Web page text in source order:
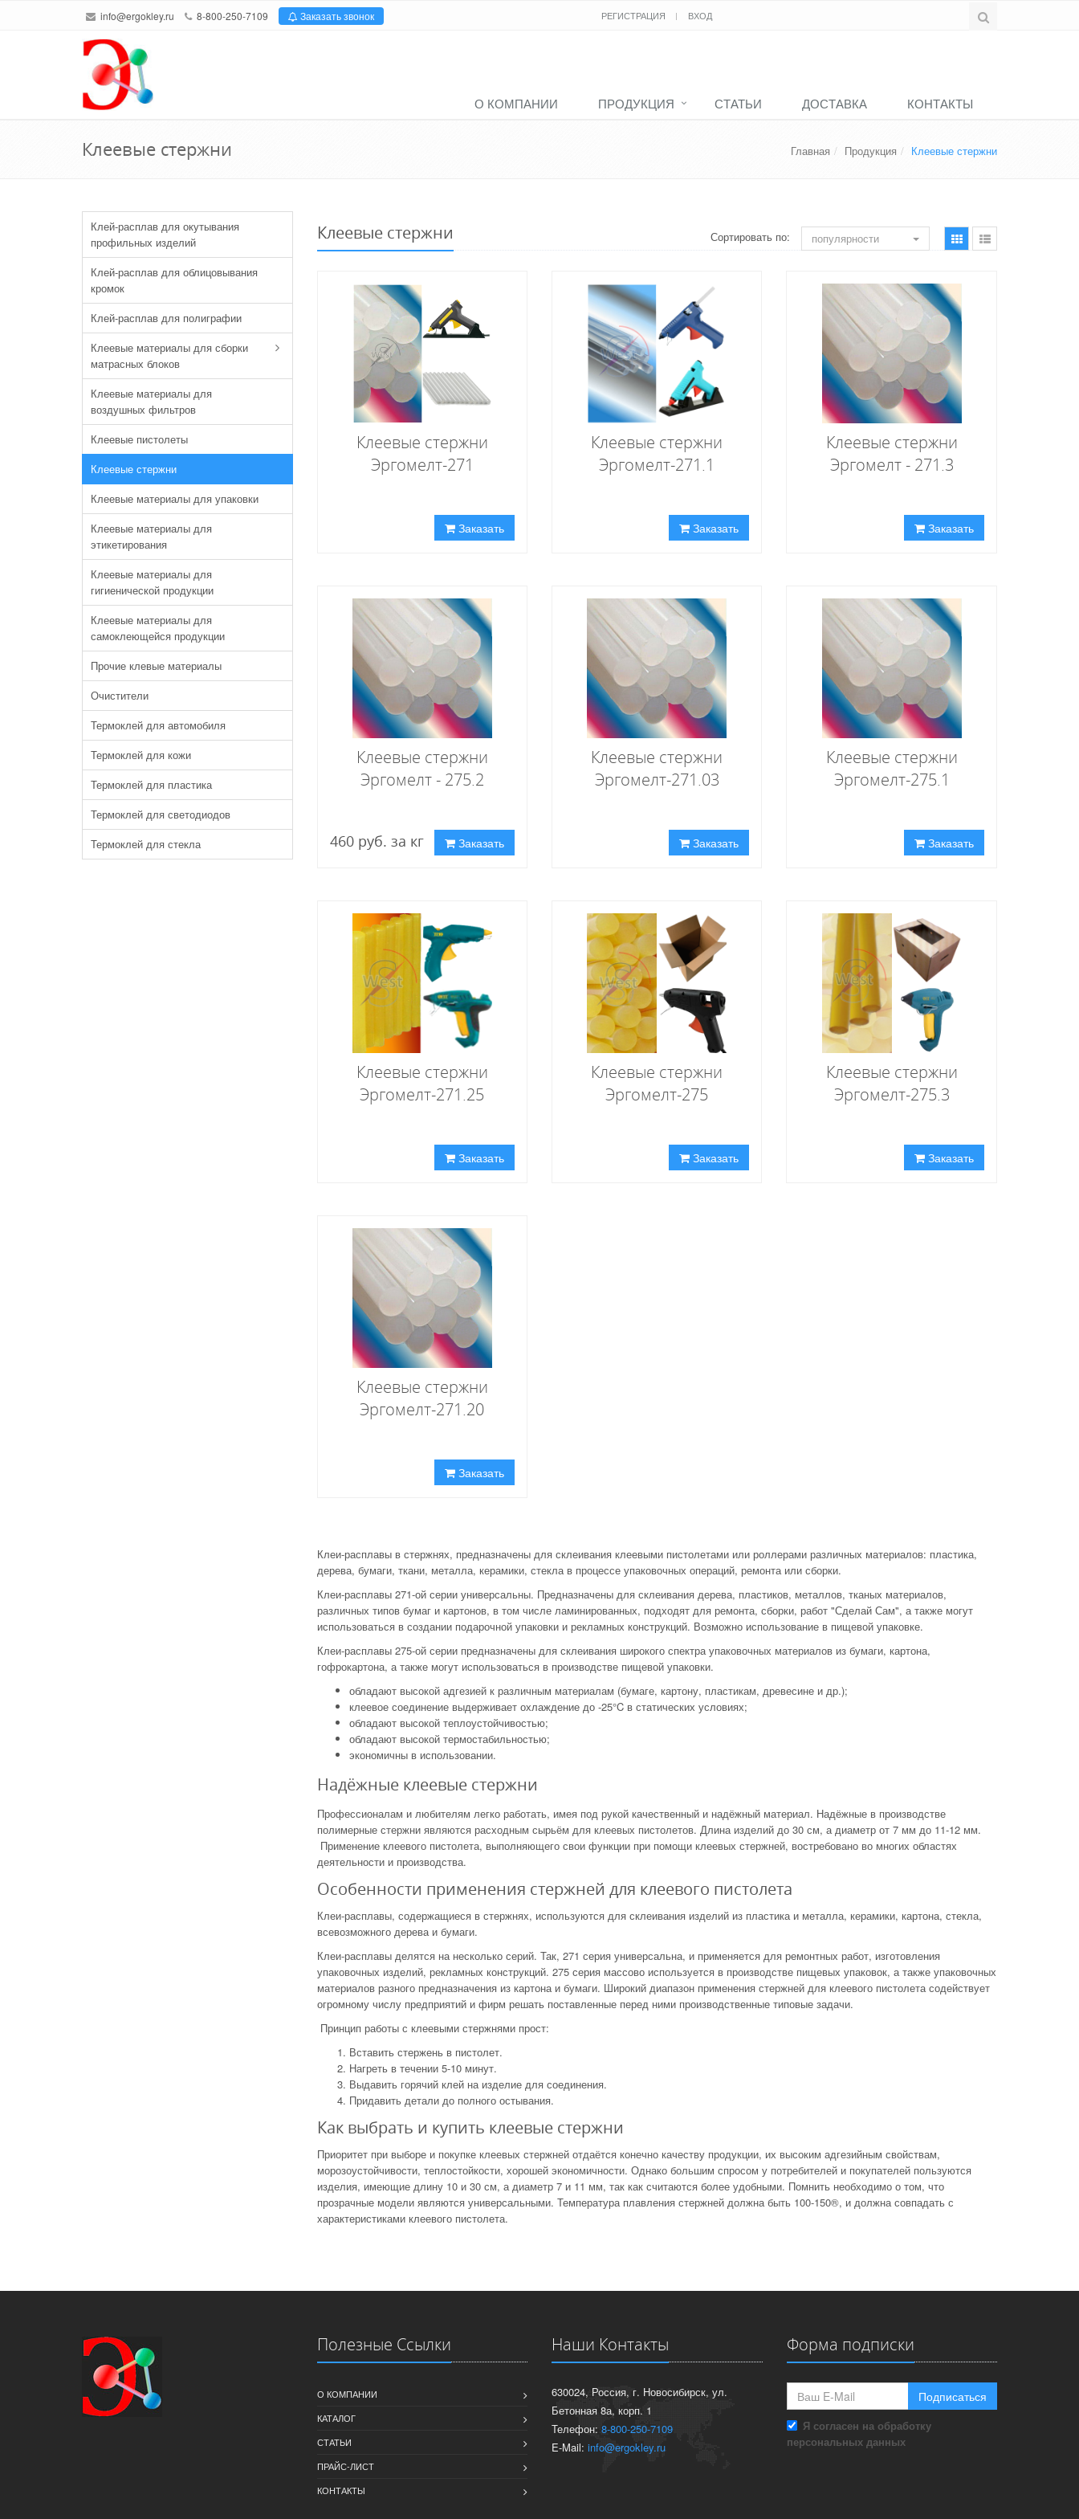
info@ergokley.ru 8-800-250-7109 Заказать звонок РЕГИСТРАЦИЯ ВХОД
О КОМПАНИИ ПРОДУКЦИЯ СТАТЬИ ДОСТАВКА КОНТАКТЫ
Клеевые стержни Главная Продукция Клеевые стержни
Клей-расплав для окутывания
профильных изделий
Клей-расплав для облицовывания
кромок
Клей-расплав для полиграфии
Клеевые материалы для сборки
матрасных блоков
Клеевые материалы для
воздушных фильтров
Клеевые пистолеты
Клеевые стержни
Клеевые материалы для упаковки
Клеевые материалы для
этикетирования
Клеевые материалы для
гигиенической продукции
Клеевые материалы для
самоклеющейся продукции
Прочие клевые материалы
Очистители
Термоклей для автомобиля
Термоклей для кожи
Термоклей для пластика
Термоклей для светодиодов
Термоклей для стекла
Клеевые стержни Сортировать по: популярности
Клеевые стержни
Эргомелт-271
Заказать
Клеевые стержни
Эргомелт-271.1
Заказать
Клеевые стержни
Эргомелт - 271.3
Заказать
Клеевые стержни
Эргомелт - 275.2
460 руб. за кг Заказать
Клеевые стержни
Эргомелт-271.03
Заказать
Клеевые стержни
Эргомелт-275.1
Заказать
Клеевые стержни
Эргомелт-271.25
Заказать
Клеевые стержни
Эргомелт-275
Заказать
Клеевые стержни
Эргомелт-275.3
Заказать
Клеевые стержни
Эргомелт-271.20
Заказать
Клеи-расплавы в стержнях, предназначены для склеивания клеевыми пистолетами или роллерами различных материалов: пластика,
дерева, бумаги, ткани, металла, керамики, стекла в процессе упаковочных операций, ремонта или сборки.
Клеи-расплавы 271-ой серии универсальны. Предназначены для склеивания дерева, пластиков, металлов, тканых материалов,
различных типов бумаг и картонов, в том числе ламинированных, подходят для ремонта, сборки, работ "Сделай Сам", а также могут
использоваться в создании подарочной упаковки и рекламных конструкций. Возможно использование в пищевой упаковке.
Клеи-расплавы 275-ой серии предназначены для склеивания широкого спектра упаковочных материалов из бумаги, картона,
гофрокартона, а также могут использоваться в производстве пищевой упаковки.
обладают высокой адгезией к различным материалам (бумаге, картону, пластикам, древесине и др.);
клеевое соединение выдерживает охлаждение до -25°C в статических условиях;
обладают высокой теплоустойчивостью;
обладают высокой термостабильностью;
экономичны в использовании.
Надёжные клеевые стержни
Профессионалам и любителям легко работать, имея под рукой качественный и надёжный материал. Надёжные в производстве
полимерные стержни являются расходным сырьём для клеевых пистолетов. Длина изделий до 30 см, а диаметр от 7 мм до 11-12 мм.
Применение клеевого пистолета, выполняющего свои функции при помощи клеевых стержней, востребовано во многих областях
деятельности и производства.
Особенности применения стержней для клеевого пистолета
Клеи-расплавы, содержащиеся в стержнях, используются для склеивания изделий из пластика и металла, керамики, картона, стекла,
всевозможного дерева и бумаги.
Клеи-расплавы делятся на несколько серий. Так, 271 серия универсальна, и применяется для ремонтных работ, изготовления
упаковочных изделий, рекламных конструкций. 275 серия массово используется в производстве пищевых упаковок, а также упаковочных
материалов разного предназначения из картона и бумаги. Широкий диапазон применения стержней для клеевого пистолета содействует
огромному числу предприятий и фирм решать поставленные перед ними производственные типовые задачи.
Принцип работы с клеевыми стержнями прост:
Вставить стержень в пистолет.
Нагреть в течении 5-10 минут.
Выдавить горячий клей на изделие для соединения.
Придавить детали до полного остывания.
Как выбрать и купить клеевые стержни
Приоритет при выборе и покупке клеевых стержней отдаётся конечно качеству продукции, их высоким адгезийным свойствам,
морозоустойчивости, теплостойкости, хорошей экономичности. Однако большим спросом у потребителей и покупателей пользуются
изделия, имеющие длину 10 и 30 см, а диаметр 7 и 11 мм, так как считаются более удобными. Помнить необходимо о том, что
прозрачные модели являются универсальными. Температура плавления стержней должна быть 100-150®, и должна совпадать с
характеристиками клеевого пистолета.
Полезные Ссылки
О КОМПАНИИ
КАТАЛОГ
СТАТЬИ
ПРАЙС-ЛИСТ
КОНТАКТЫ
Наши Контакты
630024, Россия, г. Новосибирск, ул.
Бетонная 8а, корп. 1
Телефон: 8-800-250-7109
E-Mail: info@ergokley.ru
Форма подписки
Подписаться
Я согласен на обработку
персональных данных